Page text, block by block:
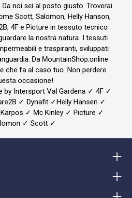
noi sei al posto giusto. Troverai
Scott, Salomon, Helly Hanson,
4F e Picture in tessuto tecnico
la nostra natura. I tessuti
e traspiranti, sviluppati
Da MountainShop.online
che fa al caso tuo. Non perdere
occasione!
by Intersport Val Gardena ✓ 4F ✓
✓ Dynafit ✓Helly Hansen ✓
✓ Mc Kinley ✓ Picture ✓
✓ Scott ✓